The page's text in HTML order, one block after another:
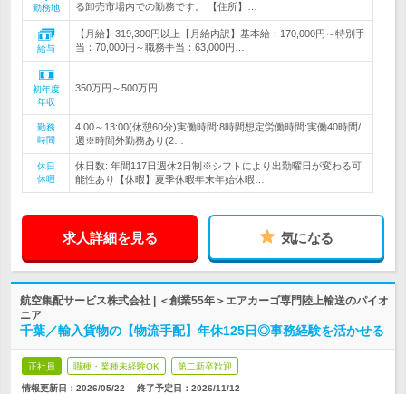
勤務地
る卸売市場内での勤務です。 【住所】…
給与
【月給】319,300円以上【月給内訳】基本給：170,000円～特別手
当：70,000円～職務手当：63,000円…
初年度
年収
350万円～500万円
勤務
時間
4:00～13:00(休憩60分)実働時間:8時間想定労働時間:実働40時間/
週※時間外勤務あり(2…
休日
休暇
休日数: 年間117日週休2日制※シフトにより出勤曜日が変わる可
能性あり【休暇】夏季休暇年末年始休暇…
求人詳細を見る 気になる
航空集配サービス株式会社 | ＜創業55年＞エアカーゴ専門陸上輸送のパイオ
ニア
千葉／輸入貨物の【物流手配】年休125日◎事務経験を活かせる
正社員 職種・業種未経験OK 第二新卒歓迎
情報更新日：2026/05/22 終了予定日： 2026/11/12